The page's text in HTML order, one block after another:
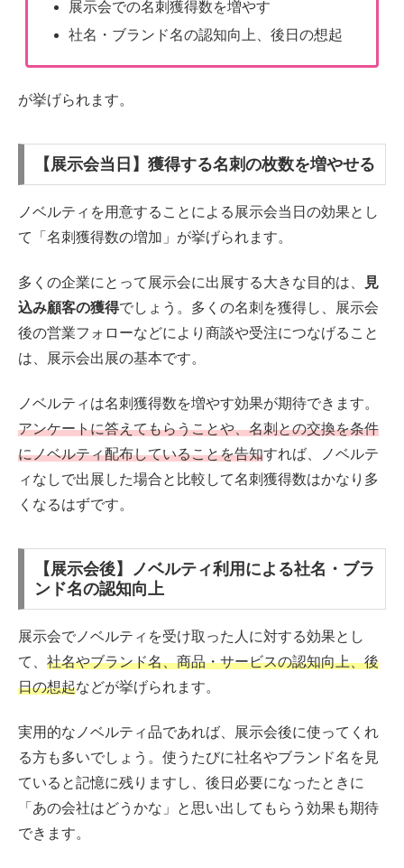
展示会での名刺獲得数を増やす
社名・ブランド名の認知向上、後日の想起
が挙げられます。
【展示会当日】獲得する名刺の枚数を増やせる
ノベルティを用意することによる展示会当日の効果とし
て「名刺獲得数の増加」が挙げられます。
多くの企業にとって展示会に出展する大きな目的は、
見
込み顧客の獲得でしょう。多くの名刺を獲得し、展示会
後の営業フォローなどにより商談や受注につなげること
は、展示会出展の基本です。
ノベルティは名刺獲得数を増やす効果が期待できます。
アンケートに答えてもらうことや、名刺との交換を条件
にノベルティ配布していることを告知すれば、ノベルテ
ィなしで出展した場合と比較して名刺獲得数はかなり多
くなるはずです。
【展示会後】ノベルティ利用による社名・ブラ
ンド名の認知向上
展示会でノベルティを受け取った人に対する効果とし
て、 社名やブランド名、商品・サービスの認知向上、後
日の想起などが挙げられます。
実用的なノベルティ品であれば、展示会後に使ってくれ
る方も多いでしょう。使うたびに社名やブランド名を見
ていると記憶に残りますし、後日必要になったときに
「あの会社はどうかな」と思い出してもらう効果も期待
できます。